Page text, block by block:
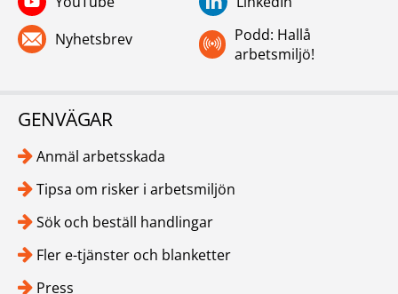
Nyhetsbrev
Podd: Hallå
arbetsmiljö!
GENVÄGAR
Anmäl arbetsskada
Tipsa om risker i arbetsmiljön
Sök och beställ handlingar
Fler e-tjänster och blanketter
Press